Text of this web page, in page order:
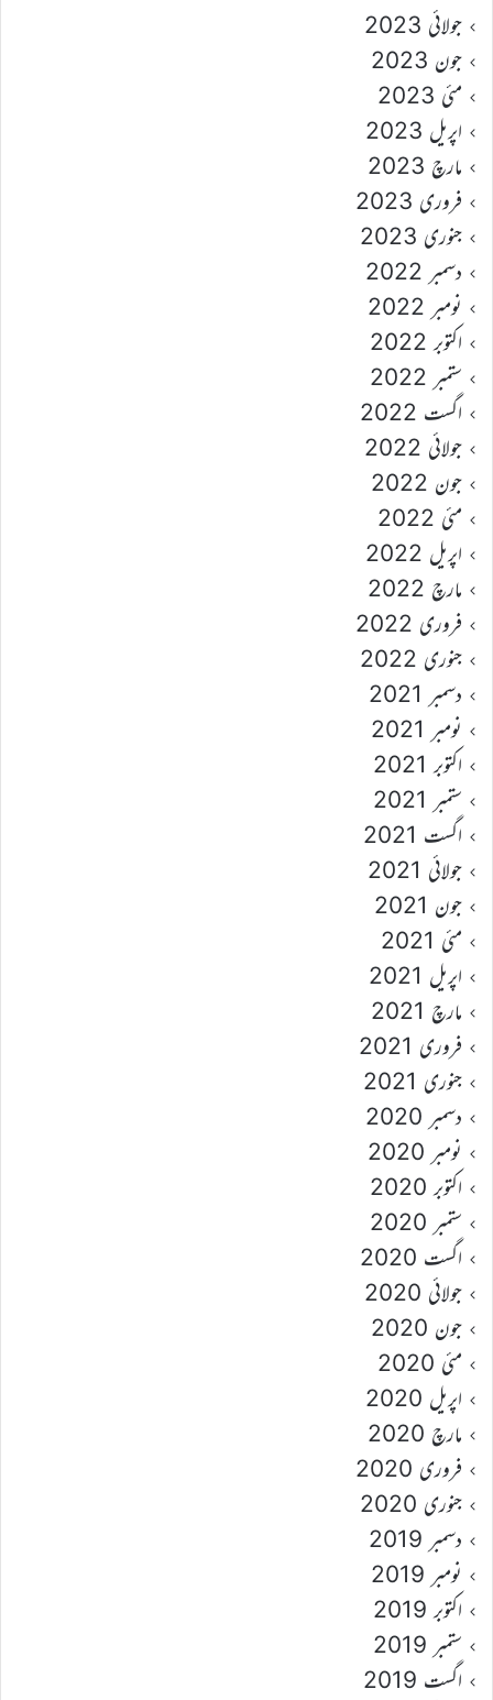
جولائی 2023
جون 2023
مئی 2023
اپریل 2023
مارچ 2023
فروری 2023
جنوری 2023
دسمبر 2022
نومبر 2022
اکتوبر 2022
ستمبر 2022
اگست 2022
جولائی 2022
جون 2022
مئی 2022
اپریل 2022
مارچ 2022
فروری 2022
جنوری 2022
دسمبر 2021
نومبر 2021
اکتوبر 2021
ستمبر 2021
اگست 2021
جولائی 2021
جون 2021
مئی 2021
اپریل 2021
مارچ 2021
فروری 2021
جنوری 2021
دسمبر 2020
نومبر 2020
اکتوبر 2020
ستمبر 2020
اگست 2020
جولائی 2020
جون 2020
مئی 2020
اپریل 2020
مارچ 2020
فروری 2020
جنوری 2020
دسمبر 2019
نومبر 2019
اکتوبر 2019
ستمبر 2019
اگست 2019